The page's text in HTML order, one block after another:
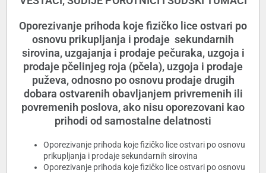
Oporezivanje prihoda koje fizičko lice ostvari po
osnovu prikupljanja i prodaje sekundarnih
sirovina, uzgajanja i prodaje pečuraka, uzgoja i
prodaje pčelinjeg roja (pčela), uzgoja i prodaje
puževa, odnosno po osnovu prodaje drugih
dobara ostvarenih obavljanjem privremenih ili
povremenih poslova, ako nisu oporezovani kao
prihodi od samostalne delatnosti
Oporezivanje prihoda koje fizičko lice ostvari po osnovu
prikupljanja i prodaje sekundarnih sirovina
Oporezivanje prihoda koje fizičko lice ostvari po osnovu